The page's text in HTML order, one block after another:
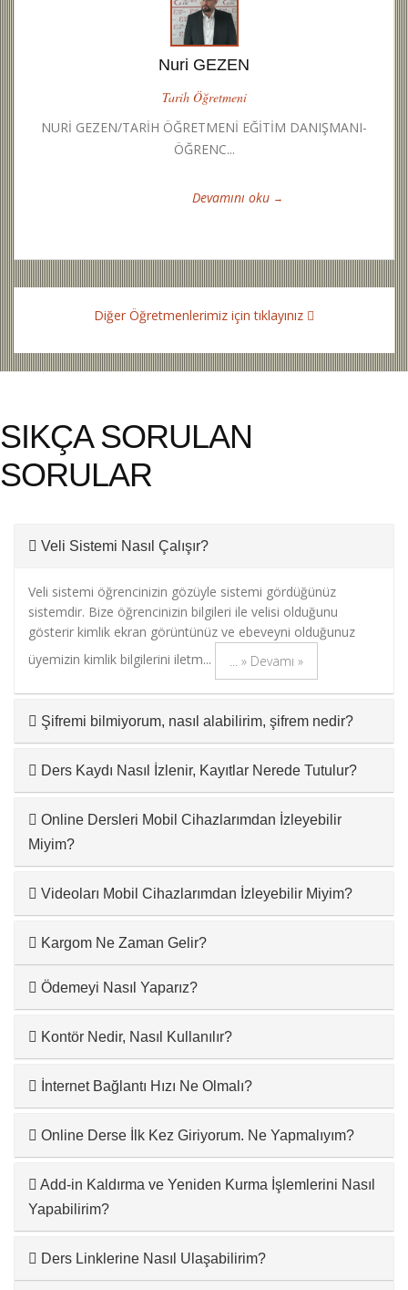
Nuri GEZEN
Tarih Öğretmeni
NURİ GEZEN/TARİH ÖĞRETMENİ EĞİTİM DANIŞMANI-
ÖĞRENC...
Devamını oku
Diğer Öğretmenlerimiz için tıklayınız
SIKÇA SORULAN
SORULAR
Veli Sistemi Nasıl Çalışır?
Veli sistemi öğrencinizin gözüyle sistemi gördüğünüz
sistemdir. Bize öğrencinizin bilgileri ile velisi olduğunu
gösterir kimlik ekran görüntünüz ve ebeveyni olduğunuz
üyemizin kimlik bilgilerini iletm...
... » Devamı »
Şifremi bilmiyorum, nasıl alabilirim, şifrem nedir?
Ders Kaydı Nasıl İzlenir, Kayıtlar Nerede Tutulur?
Online Dersleri Mobil Cihazlarımdan İzleyebilir
Miyim?
Videoları Mobil Cihazlarımdan İzleyebilir Miyim?
Kargom Ne Zaman Gelir?
Ödemeyi Nasıl Yaparız?
Kontör Nedir, Nasıl Kullanılır?
İnternet Bağlantı Hızı Ne Olmalı?
Online Derse İlk Kez Giriyorum. Ne Yapmalıyım?
Add-in Kaldırma ve Yeniden Kurma İşlemlerini Nasıl
Yapabilirim?
Ders Linklerine Nasıl Ulaşabilirim?